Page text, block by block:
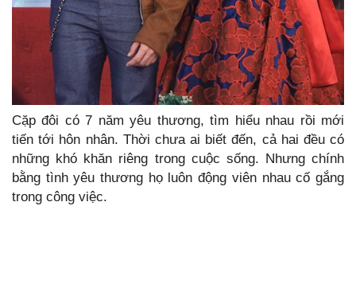
Cặp đôi có 7 năm yêu thương, tìm hiểu nhau rồi mới
tiến tới hôn nhân. Thời chưa ai biết đến, cả hai đều có
những khó khăn riêng trong cuộc sống. Nhưng chính
bằng tình yêu thương họ luôn động viên nhau cố gắng
trong công việc.